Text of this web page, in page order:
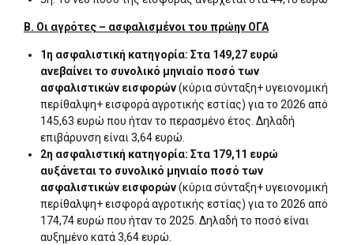
Β. Οι αγρότες – ασφαλισμένοι του πρώην ΟΓΑ
1η ασφαλιστική κατηγορία: Στα 149,27 ευρώ
ανεβαίνει το συνολικό μηνιαίο ποσό των
ασφαλιστικών εισφορών(κύρια σύνταξη+ υγειονομική
περίθαλψη+ εισφορά αγροτικής εστίας) για το 2026 από
145,63 ευρώ που ήταν το περασμένο έτος. Δηλαδή
επιβάρυνση είναι 3,64 ευρώ.
2η ασφαλιστική κατηγορία: Στα 179,11 ευρώ
αυξάνεται το συνολικό μηνιαίο ποσό των
ασφαλιστικών εισφορών(κύρια σύνταξη+ υγειονομική
περίθαλψη+ εισφορά αγροτικής εστίας) για το 2026 από
174,74 ευρώ που ήταν το 2025. Δηλαδή το ποσό είναι
αυξημένο κατά 3,64 ευρώ.